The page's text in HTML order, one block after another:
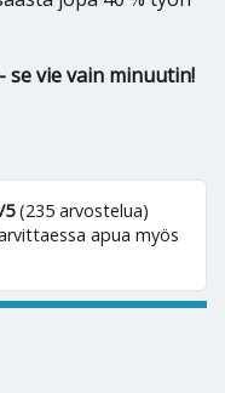
se vie vain minuutin!
5(235 arvostelua)
apua myös